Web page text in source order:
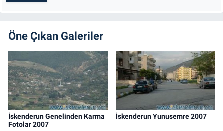
Öne Çıkan Galeriler
İskenderun Genelinden Karma
Fotolar 2007
İskenderun Yunusemre 2007